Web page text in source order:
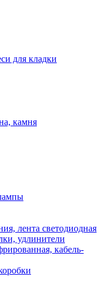
для кладки
камня
лента светодиодная
удлинители
кабель-